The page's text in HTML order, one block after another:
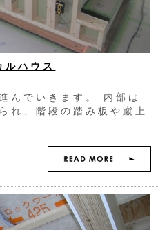
ルハウス
んでいきます。 内部は
れ、階段の踏み板や蹴上